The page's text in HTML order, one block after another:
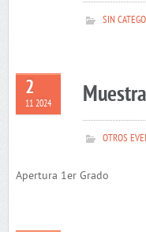
SIN
2
11 2024
OTROS
Apertura 1er Grado